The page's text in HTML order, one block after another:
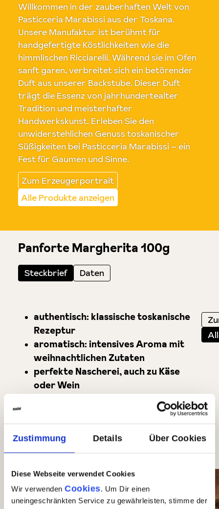
Zustimmung Details Über Cookies
Diese Webseite verwendet Cookies
Wir verwenden Cookies. Um Dir einen
uneingeschränkten Service zu gewährleisten, stimme der
Willkommen in der zauberhaften Welt von
Pasticceria Marabissi aus der Toskana.
Unsere Manufaktur ist berühmt für
handgefertigte Köstlichkeiten wie die
himmlischen Ricciarelli. Während sie im Ofen
sanft garen, verbreitet sich ein betörender
Duft aus unserer Backstube. Dieser Duft
trägt die Essenz von jahrhundertealter
Tradition und meisterhafter
Handwerkskunst. Erleben Sie den
unwiderstehlichen Genuss toskanischer
Süßigkeiten bei Pasticceria Marabissi – ein
Fest für Gaumen und Sinne.
Zum Erzeugerportrait
Alle Produkte anzeigen
Panforte Margherita 100g
Steckbrief Daten
authentisch: klassische toskanische
Rezeptur
aromatisch: intensives Aroma mit
weihnachtlichen Zutaten
perfekte Nascherei, auch zu Käse
oder Wein
ideal als Mitbringsel oder Teil eines
Dazu noch mehr Gusto für Dich
Produktgalerie überspringen